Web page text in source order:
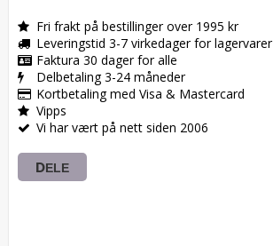
Fri frakt på bestillinger over 1995 kr
Leveringstid 3-7 virkedager for lagervarer
Faktura 30 dager for alle
Delbetaling 3-24 måneder
Kortbetaling med Visa & Mastercard
Vipps
Vi har vært på nett siden 2006
DELE